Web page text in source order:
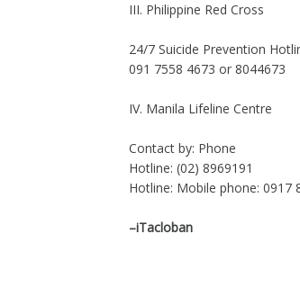
III. Philippine Red Cross
24/7 Suicide Prevention
091 7558 4673 or 8044673
IV. Manila Lifeline Centre
Contact by: Phone
Hotline: (02) 8969191
Hotline: Mobile phone: 0917
–iTacloban